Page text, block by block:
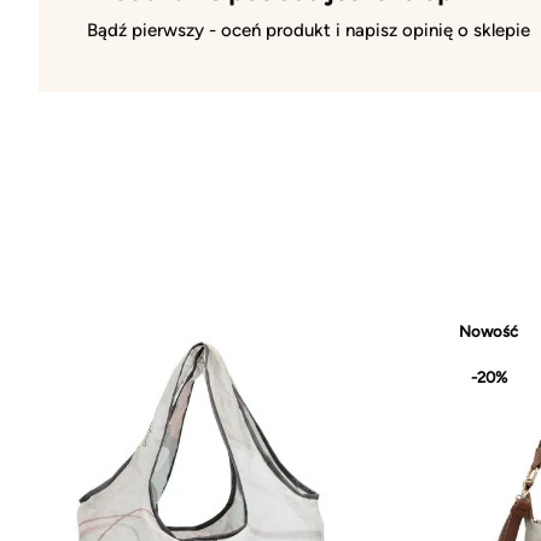
Bądź pierwszy - oceń produkt i napisz opinię o sklepie
Nowość
-20%